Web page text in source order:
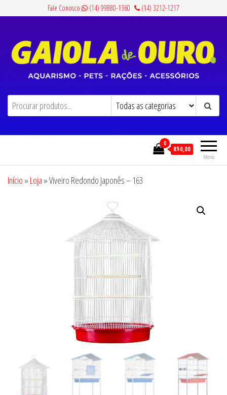
conteúdo
Fale Conosco (14) 99880-1360 (14) 3212-1217
Gaiola de Ouro Aquarismo, Pets, Rações e Acessórios
Menu
0
R$0,00
Início » Loja »Viveiro Redondo Japonês – 163